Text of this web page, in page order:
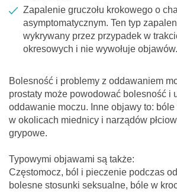
Zapalenie gruczołu krokowego o
asymptomatycznym. Ten typ
wykrywany przez przypadek w
okresowych i nie wywołuje objawów.
Bolesność i problemy z oddawaniem
prostaty może powodować bolesność i
oddawanie moczu. Inne objawy to: bóle
w okolicach miednicy i narządów
grypowe.
Typowymi objawami są także:
Częstomocz, ból i pieczenie podczas
bolesne stosunki seksualne, bóle w